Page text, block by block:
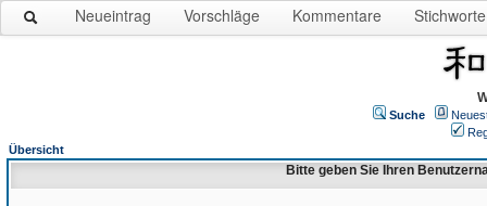
Neueintrag Vorschläge Kommentare Stichworte
Suche
Übersicht
Bitte geben Sie Ihren